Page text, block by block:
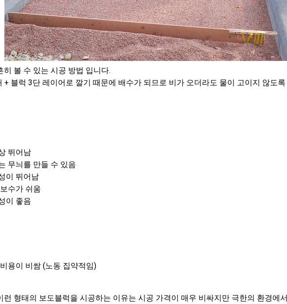
히 볼 수 있는 시공 방법 입니다.
+ 블럭 3단 레이어로 깔기 때문에 배수가 되므로 비가 오더라도 물이 고이지 않도
뛰어남
무늬를 만들 수 있음
이 뛰어남
수가 쉬움
이 좋음
용이 비쌈 (노동 집약적임)
런 형태의 보도블럭을 시공하는 이유는 시공 가격이 매우 비싸지만 극한의 환경에